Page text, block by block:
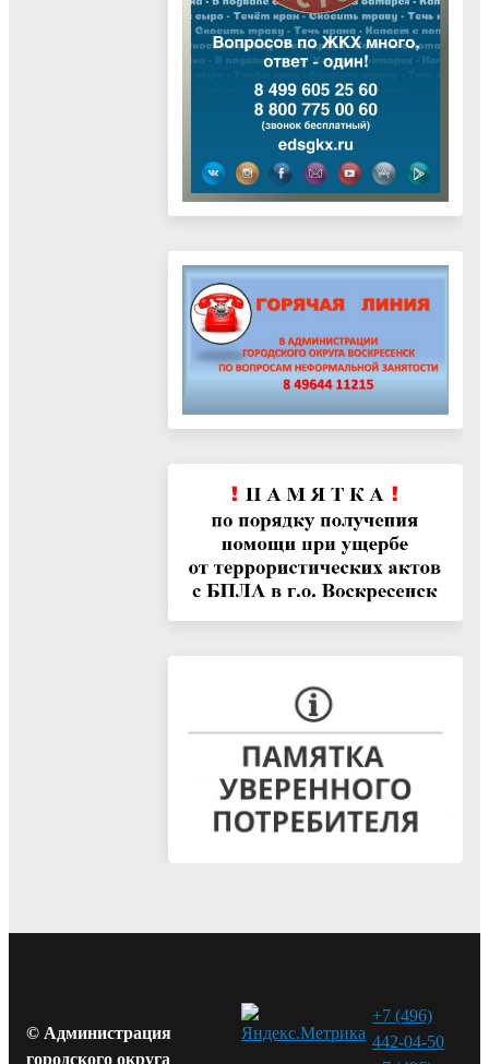
© Администрация
городского округа
+7 (496)
442-04-50